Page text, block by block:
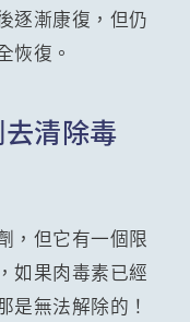
逐漸康復，但仍
恢復。
清除毒
，但它有一個限
如果肉毒素已經
是無法解除的！